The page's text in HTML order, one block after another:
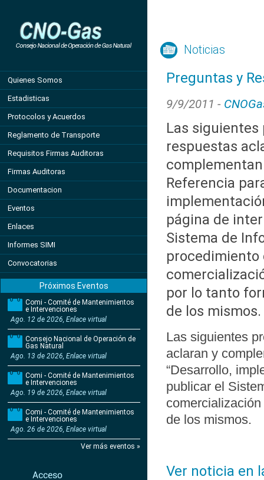
Quienes Somos
Estadisticas
Protocolos y Acuerdos
Reglamento de Transporte
Requisitos Firmas Auditoras
Firmas Auditoras
Documentacion
Eventos
Enlaces
Informes SIMI
Convocatorias
Próximos Eventos
Comi - Comité de Mantenimientos
e Intervenciones
Ago. 12 de 2026, Enlace virtual
Consejo Nacional de Operación de
Gas Natural
Ago. 13 de 2026, Enlace virtual
Comi - Comité de Mantenimientos
e Intervenciones
Ago. 19 de 2026, Enlace virtual
Comi - Comité de Mantenimientos
e Intervenciones
Ago. 26 de 2026, Enlace virtual
Ver más eventos »
Noticias
Preguntas y
9/9/2011 -
Las siguientes
respuestas
Referencia
página de
Sistema de
procedimiento
por lo tanto
de los mismos.
Las siguientes
aclaran y
“Desarrollo,
publicar el
de los mismos.
Ver noticia en